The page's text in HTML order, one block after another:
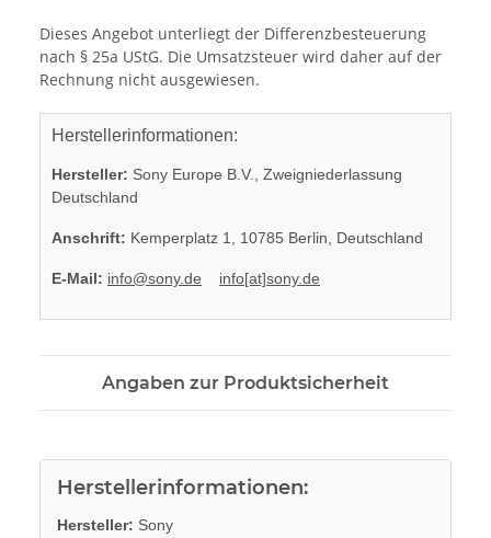
Dieses Angebot unterliegt der Differenzbesteuerung
nach § 25a UStG. Die Umsatzsteuer wird daher auf der
Rechnung nicht ausgewiesen.
Herstellerinformationen:
Hersteller: Sony Europe B.V., Zweigniederlassung
Deutschland
Anschrift: Kemperplatz 1, 10785 Berlin, Deutschland
E-Mail: info@sony.de info[at]sony.de
Angaben zur Produktsicherheit
Herstellerinformationen:
Hersteller: Sony